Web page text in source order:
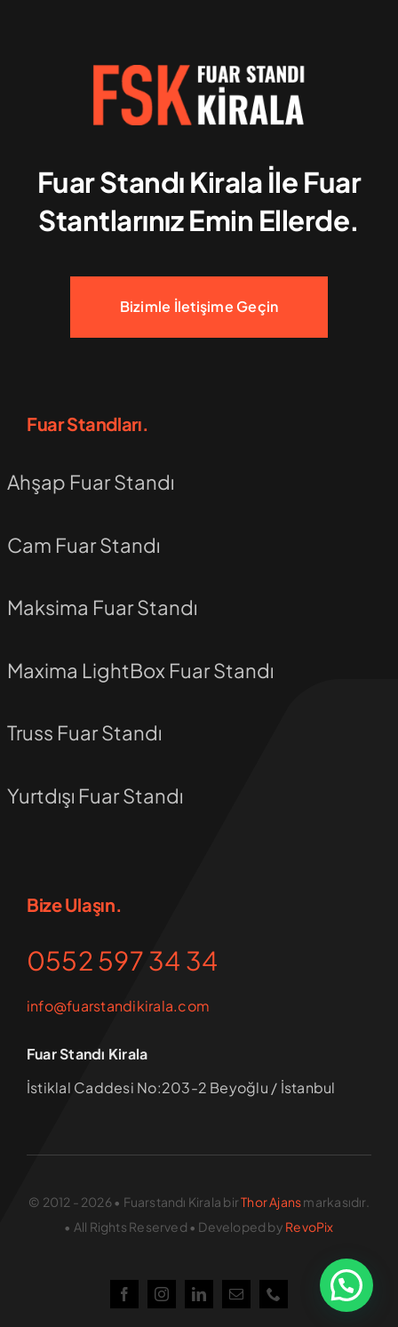
Fuar Standı Kirala İle Fuar
Stantlarınız Emin Ellerde.
Bizimle İletişime Geçin
Fuar Standları.
Ahşap Fuar Standı
Cam Fuar Standı
Maksima Fuar Standı
Maxima LightBox Fuar Standı
Truss Fuar Standı
Yurtdışı Fuar Standı
Bize Ulaşın.
0552 597 34 34
info@fuarstandikirala.com
Fuar Standı Kirala
İstiklal Caddesi No:203-2 Beyoğlu / İstanbul
© 2012 - 2026 • Fuarstandı Kirala birThor Ajansmarkasıdır.
• All Rights Reserved • Developed by RevoPix